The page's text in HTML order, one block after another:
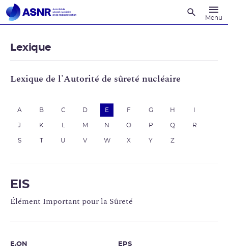
Menu
Lexique
Lexique de l'Autorité de sûreté nucléaire
A B C D E F G H
J K M N O P Q R
S U V W X Y Z
EIS
Élément Important pour la Sûreté
E.ON EPS